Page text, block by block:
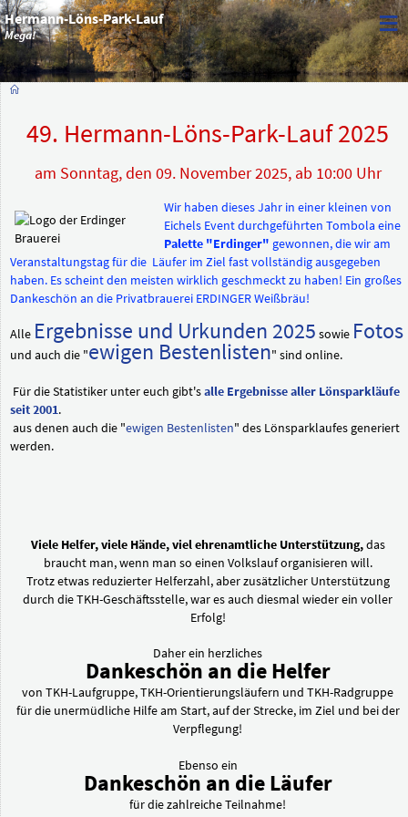
Hermann-Löns-Park-Lauf
Mega! ≡
49. Hermann-Löns-Park-Lauf 2025
am Sonntag, den 09. November 2025, ab 10:00 Uhr
Wir haben dieses Jahr in einer kleinen von
Eichels Event durchgeführten Tombola eine
Palette "Erdinger" gewonnen, die wir am
Veranstaltungstag für die Läufer im Ziel fast vollständig ausgegeben
haben. Es scheint den meisten wirklich geschmeckt zu haben! Ein großes
Dankeschön an die Privatbrauerei ERDINGER Weißbräu!
Alle Ergebnisse und Urkunden 2025 sowie Fotos
und auch die "ewigen Bestenlisten" sind online.
Für die Statistiker unter euch gibt'salle Ergebnisse aller Lönsparkläufe
seit 2001.
aus denen auch die "ewigen Bestenlisten" des Lönsparklaufes generiert
werden.
Viele Helfer, viele Hände, viel ehrenamtliche Unterstützung,das
braucht man, wenn man so einen Volkslauf organisieren will.
Trotz etwas reduzierter Helferzahl, aber zusätzlicher Unterstützung
durch die TKH-Geschäftsstelle, war es auch diesmal wieder ein voller
Erfolg!
Daher ein herzliches
Dankeschön an die Helfer
von TKH-Laufgruppe, TKH-Orientierungsläufern und TKH-Radgruppe
für die unermüdliche Hilfe am Start, auf der Strecke, im Ziel und bei der
Verpflegung!
Ebenso ein
Dankeschön an die Läufer
für die zahlreiche Teilnahme!